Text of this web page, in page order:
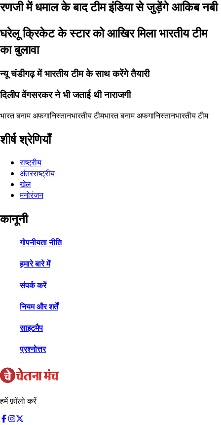
रणजी में धमाल के बाद टीम इंडिया से जुड़ेंगे आकिब नबी
घरेलू क्रिकेट के स्टार को आखिर मिला भारतीय टीम
का बुलावा
न्यू चंडीगढ़ में भारतीय टीम के साथ करेंगे तैयारी
दिलीप वेंगसरकर ने भी जताई थी नाराजगी
भारत बनाम अफगानिस्तानभारतीय टीमभारत बनाम अफगानिस्तानभारतीय टीम
शीर्ष श्रेणियाँ
राष्ट्रीय
अंतरराष्ट्रीय
खेल
मनोरंजन
कानूनी
गोपनीयता नीति
हमारे बारे में
संपर्क करें
नियम और शर्तें
साइटमैप
प्रश्नोत्तर
हमें फ़ॉलो करें